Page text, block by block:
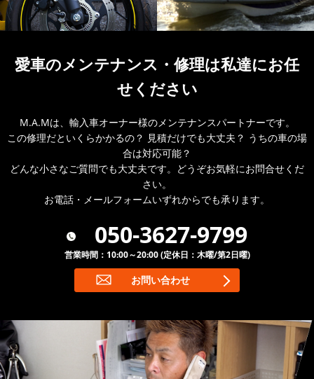
愛車のメンテナンス・ 修理は私達にお任
せください
M.A.Mは、輸入車オーナー様のメンテナンスパートナーです。
この修理だといくらかかるの？ 見積だけでも大丈夫？ うちの車の場
合は対応可能？
どんな小さなご質問でも大丈夫です。どうぞお気軽にお問合せくだ
さい。
お電話・メールフォームいずれからでも承ります。
050-3627-9799
営業時間：10:00～20:00 (定休日：木曜/第2日曜)
お問い合わせ